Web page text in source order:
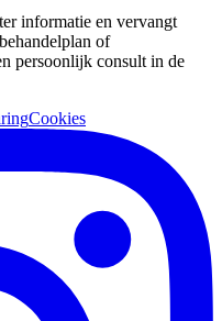
informatie en vervangt
of
persoonlijk consult in de
Cookies